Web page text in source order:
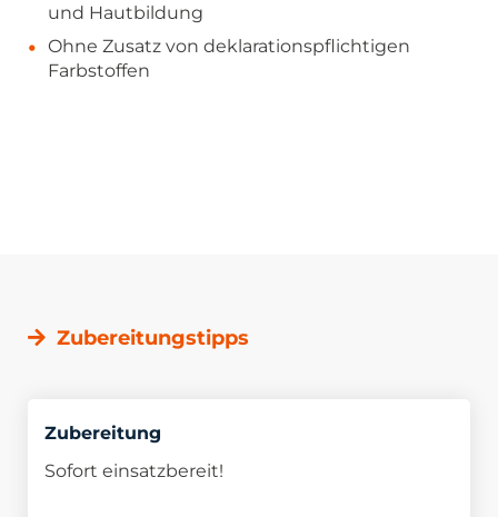
und Hautbildung
Ohne Zusatz von deklarationspflichtigen
Farbstoffen
Zubereitungstipps
Zubereitung
Sofort einsatzbereit!